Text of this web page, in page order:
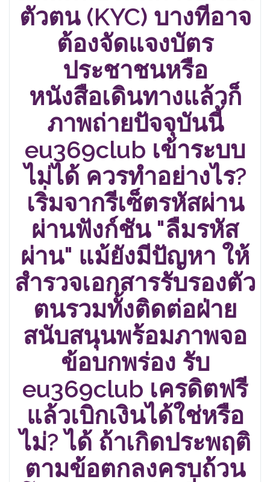
ตัวตน (KYC) บางทีอาจ
ต้องจัดแจงบัตร
ประชาชนหรือ
หนังสือเดินทางแล้วก็
ภาพถ่ายปัจจุบันนี้
eu369club เข้าระบบ
ไม่ได้ ควรทำอย่างไร?
เริ่มจากรีเซ็ตรหัสผ่าน
ผ่านฟังก์ชัน "ลืมรหัส
ผ่าน" แม้ยังมีปัญหา ให้
สำรวจเอกสารรับรองตัว
ตนรวมทั้งติดต่อฝ่าย
สนับสนุนพร้อมภาพจอ
ข้อบกพร่อง รับ
eu369club เครดิตฟรี
แล้วเบิกเงินได้ใช่หรือ
ไม่? ได้ ถ้าเกิดประพฤติ
ตามข้อตกลงครบถ้วน